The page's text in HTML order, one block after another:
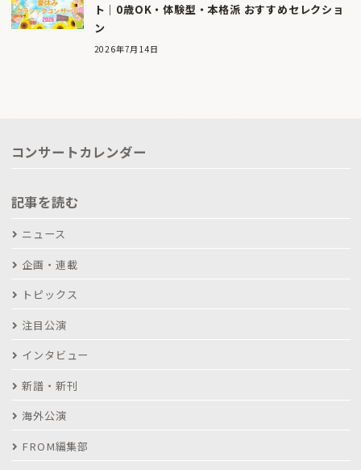
ト｜0歳OK・体験型・本格派 おすすめセレクショ
ン
2026年7月14日
コンサートカレンダー
記事を読む
ニュース
企画・連載
トピックス
注目公演
インタビュー
新譜・新刊
海外公演
FROM編集部